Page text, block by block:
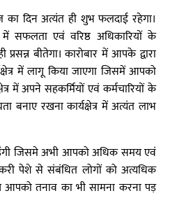
दिन अत्यंत ही शुभ फलदाई रहेगा।
सफलता एवं वरिष्ठ अधिकारियों के
बीतेगा। कारोबार में आपके द्वारा
में लागू किया जाएगा जिसमें आपको
में अपने सहकर्मियों एवं कर्मचारियों के
बनाए रखना कार्यक्षेत्र में अत्यंत लाभ
रहेंगी जिसमे अभी आपको अधिक समय एवं
पेशे से संबंधित लोगों को अत्यधिक
तनाव का भी सामना करना पड़